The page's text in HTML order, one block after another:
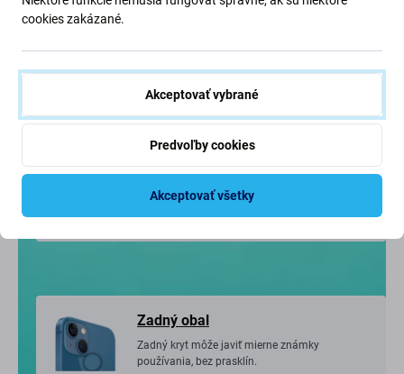
ktoré sú počas používania takmer neviditeľné.
Rám
Rám môže mať drobné mikro odreniny alebo
jemné škrabance.
Zadný obal
Zadný kryt môže javiť mierne známky
používania, bez prasklín.
cookies zakázané.
Akceptovať vybrané
Predvoľby cookies
Akceptovať všetky